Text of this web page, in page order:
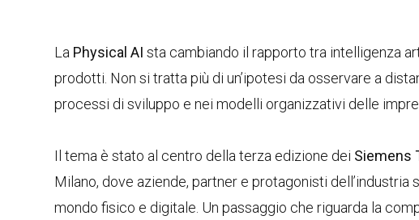
La Physical AI sta cambiando il rapporto tra intelligenza
prodotti. Non si tratta più di un’ipotesi da osservare a
processi di sviluppo e nei modelli organizzativi delle
Il tema è stato al centro della terza edizione dei Siemens
Milano, dove aziende, partner e protagonisti
mondo fisico e digitale. Un passaggio che riguarda la